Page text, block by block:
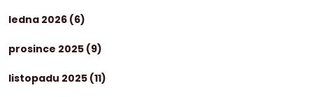
ledna 2026 (6)
prosince 2025 (9)
listopadu 2025 (11)